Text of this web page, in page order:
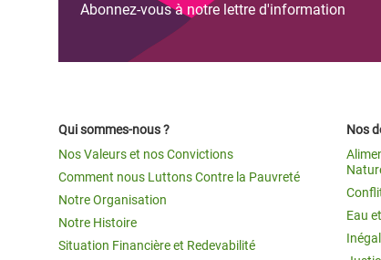
Abonnez-vous à notre lettre d'information
Qui sommes-nous ?
Nos Valeurs et nos Convictions
Comment nous Luttons Contre la Pauvreté
Notre Organisation
Notre Histoire
Situation Financière et Redevabilité
Nos
Eau